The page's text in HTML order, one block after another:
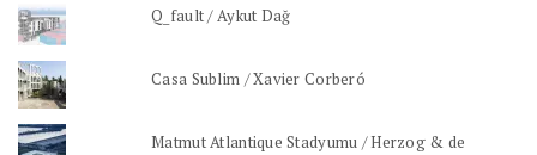
Q_fault / Aykut Dağ
Casa Sublim / Xavier Corberó
Matmut Atlantique Stadyumu / Herzog & de